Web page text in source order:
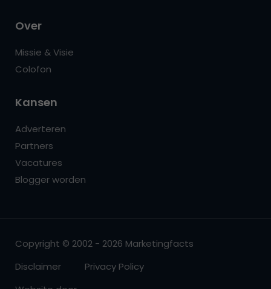
Over
Missie & Visie
Colofon
Kansen
Adverteren
Partners
Vacatures
Blogger worden
Copyright © 2002 - 2026 Marketingfacts
Disclaimer
Privacy Policy